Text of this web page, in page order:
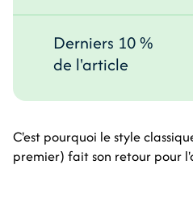
Derniers 10 %
de l'article
C'est pourquoi le style
premier) fait son retour pour